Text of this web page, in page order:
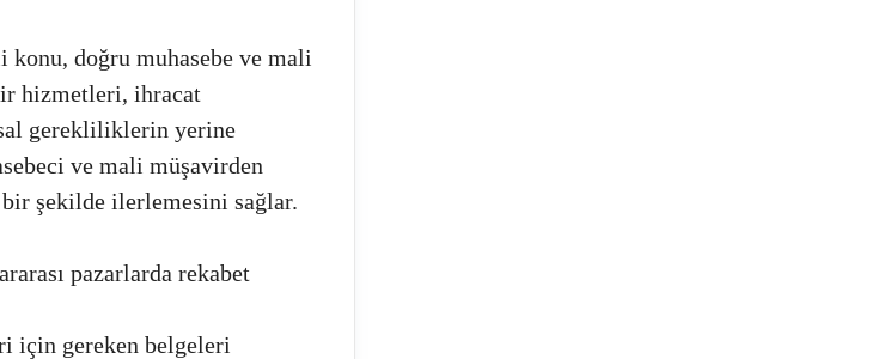
doğru muhasebe ve mali
hizmetleri, ihracat
gerekliliklerin yerine
ve mali müşavirden
şekilde ilerlemesini sağlar.
pazarlarda rekabet
için gereken belgeleri